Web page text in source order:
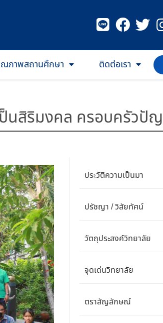
ภาพสถานศึกษา ติดต่อเรา
ป็นสิริมงคล ครอบครัว
ประวัติความเป็นมา
ปรัชญา / วิสัยทัศน์
วัตถุประสงค์วิทยาลัย
จุดเด่นวิทยาลัย
ตราสัญลักษณ์